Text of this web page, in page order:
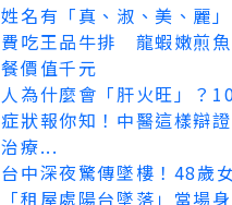
姓名有「真、淑、美、麗
費吃王品牛排 龍蝦嫩煎
餐價值千元
人為什麼會「肝火旺」？
症狀報你知！中醫這樣辯
治療...
台中深夜驚傳墜樓！48歲
「租屋處陽台墜落」當場身